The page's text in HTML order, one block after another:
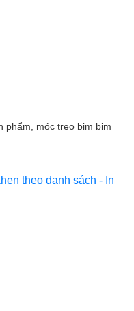
phẩm, móc treo bim bim